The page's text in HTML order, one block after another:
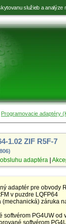
služieb a
Programovacie adaptéry
1.02 ZIF R5F-7
adaptéra
adaptér pre obvody
v puzdre LQFP64
(mechanická) záruka
softvérom PG4UW od
softvérom